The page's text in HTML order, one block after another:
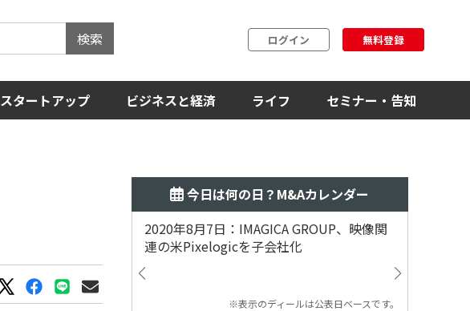
検索 ログイン 無料登録
スタートアップ ビジネスと経済 ライフ セミナー・告知
今日は何の日？M&Aカレンダー
2020年8月7日：IMAGICA GROUP、映像関
連の米Pixelogicを子会社化
※表示のディールは公表日ベースです。